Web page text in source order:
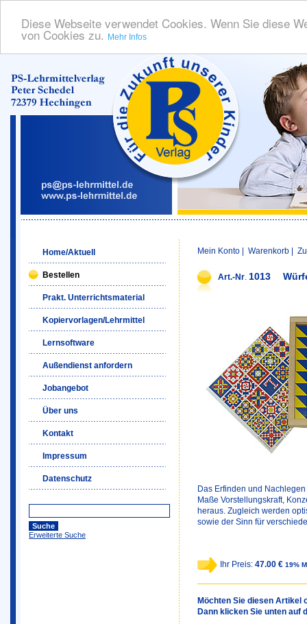
Diese Webseite verwendet Cookies. Wenn Sie diese
von Cookies zu. Mehr Infos
Home/Aktuell
Bestellen
Prakt. Unterrichtsmaterial
Kopiervorlagen/Lehrmittel
Lernsoftware
Außendienst anfordern
Jobangebot
Über uns
Kontakt
Impressum
Datenschutz
Erweiterte Suche
Mein Konto Warenkorb
Art.-Nr. 1013
Das Erfinden und
Maße Vorstellungskraft,
heraus. Zugleich werden
sowie der Sinn für
Ihr Preis: 47.00 € 19%
Möchten Sie diesen Artikel
Dann klicken Sie unten auf